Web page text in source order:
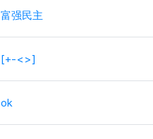
富强民主
[+-<>]
ok